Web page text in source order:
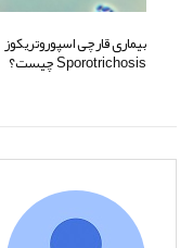
بیماری قارچی اسپوروتریکوز
Sporotrichosis چیست؟